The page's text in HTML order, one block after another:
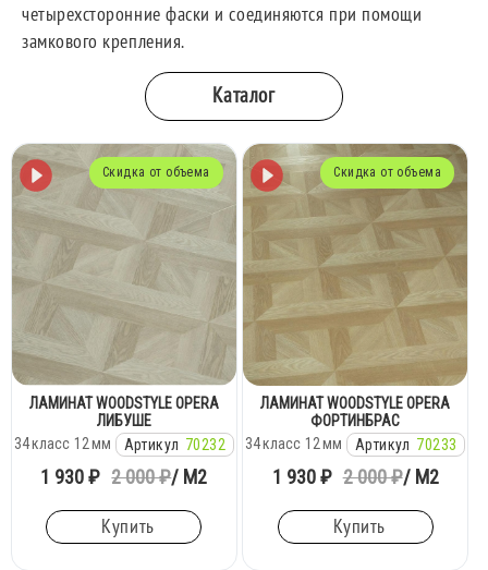
четырехсторонние фаски и соединяются при помощи
замкового крепления.
Каталог
Скидка от объема
ЛАМИНАТ WOODSTYLE OPERA
ЛИБУШЕ
Артикул 70232
класс
34 мм
12
1 930 ₽ 2 000 ₽/ М2
Купить
Скидка от объема
ЛАМИНАТ WOODSTYLE OPERA
ФОРТИНБРАС
Артикул 70233
класс
34 мм
12
1 930 ₽ 2 000 ₽/ М2
Купить